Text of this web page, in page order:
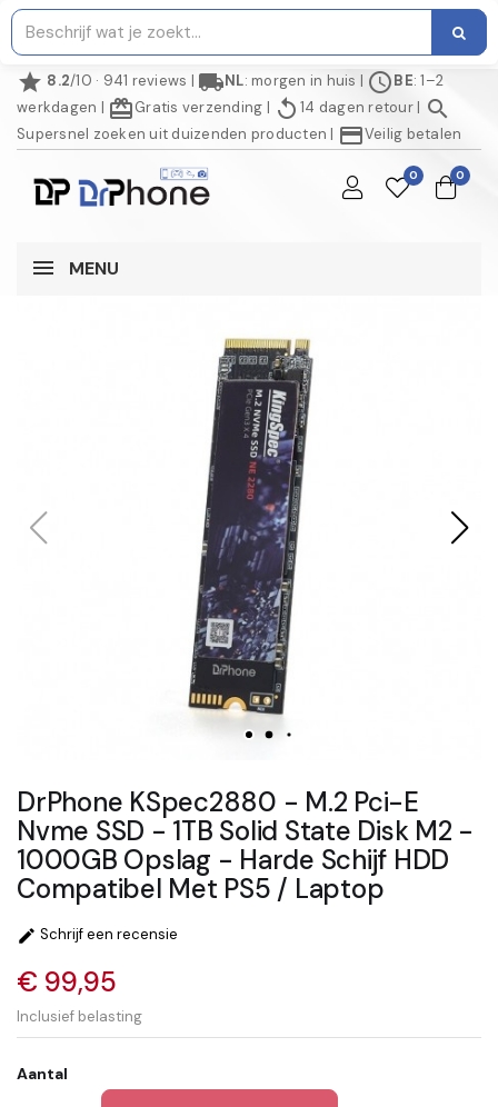
star 8.2/10 · 941 reviews | local_shippingNL: morgen in huis | scheduleBE: 1–2
werkdagen | redeemGratis verzending | replay 14 dagen retour| search
Supersnel zoeken uit duizenden producten | credit_cardVeilig betalen
0 0
MENU
DrPhone KSpec2880 - M.2 Pci-E
Nvme SSD - 1TB Solid State Disk M2 -
1000GB Opslag - Harde Schijf HDD
Compatibel Met PS5 / Laptop
 Schrijf een recensie
€ 99,95
Inclusief belasting
Aantal